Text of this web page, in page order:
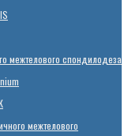
межтелового спондилодеза
межтелового